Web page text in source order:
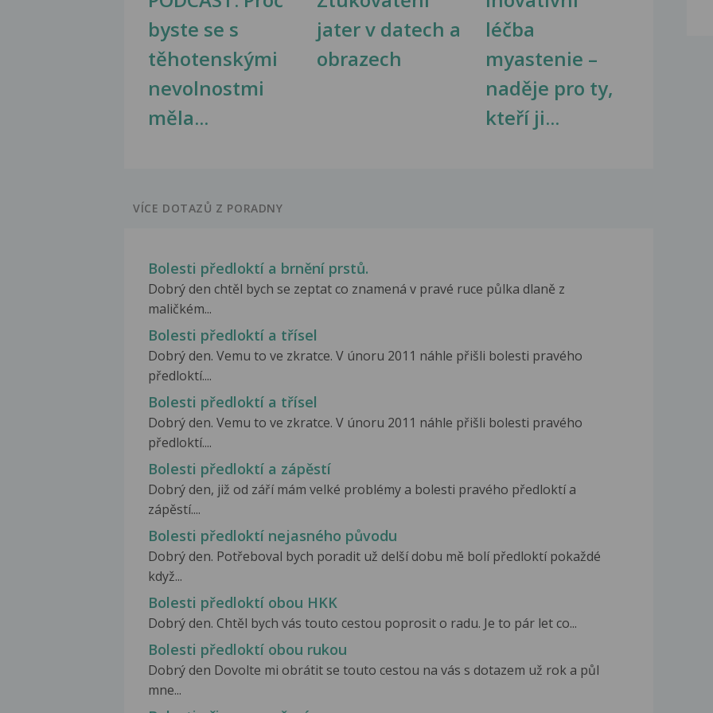
byste se s
těhotenskými
nevolnostmi
měla...
jater v datech a
obrazech
léčba
myastenie –
naděje pro ty,
kteří ji...
VÍCE DOTAZŮ Z PORADNY
Bolesti předloktí a brnění prstů.
Dobrý den chtěl bych se zeptat co znamená v pravé ruce půlka dlaně z
maličkém...
Bolesti předloktí a třísel
Dobrý den. Vemu to ve zkratce. V únoru 2011 náhle přišli bolesti pravého
předloktí....
Bolesti předloktí a třísel
Dobrý den. Vemu to ve zkratce. V únoru 2011 náhle přišli bolesti pravého
předloktí....
Bolesti předloktí a zápěstí
Dobrý den, již od září mám velké problémy a bolesti pravého předloktí a
zápěstí....
Bolesti předloktí nejasného původu
Dobrý den. Potřeboval bych poradit už delší dobu mě bolí předloktí pokaždé
když...
Bolesti předloktí obou HKK
Dobrý den. Chtěl bych vás touto cestou poprosit o radu. Je to pár let co...
Bolesti předloktí obou rukou
Dobrý den Dovolte mi obrátit se touto cestou na vás s dotazem už rok a půl
mne...